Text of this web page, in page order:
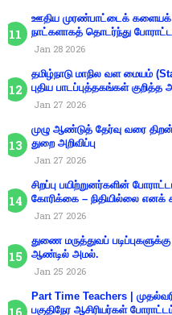
ஊதிய முரண்பாட்டைக் களையக்
நாட்களாகத் தொடர்ந்து
Jan 28 2026
தமிழ்நாடு மாநில வள மையம்
புதிய பாடப்புத்தகங்கள் குறித்த
Jan 27 2026
முழு ஆண்டுத் தேர்வு வரை திறன்
துறை அறிவிப்பு
Jan 27 2026
சிறப்பு பயிற்றுனர்களின்
கோரிக்கை – நிதியில்லை எனக்
Jan 27 2026
துணை மருத்துவப்
ஆண்டில் அமல்.
Jan 25 2026
Part Time Teachers |
பகுதிநேர ஆசிரியர்கள்